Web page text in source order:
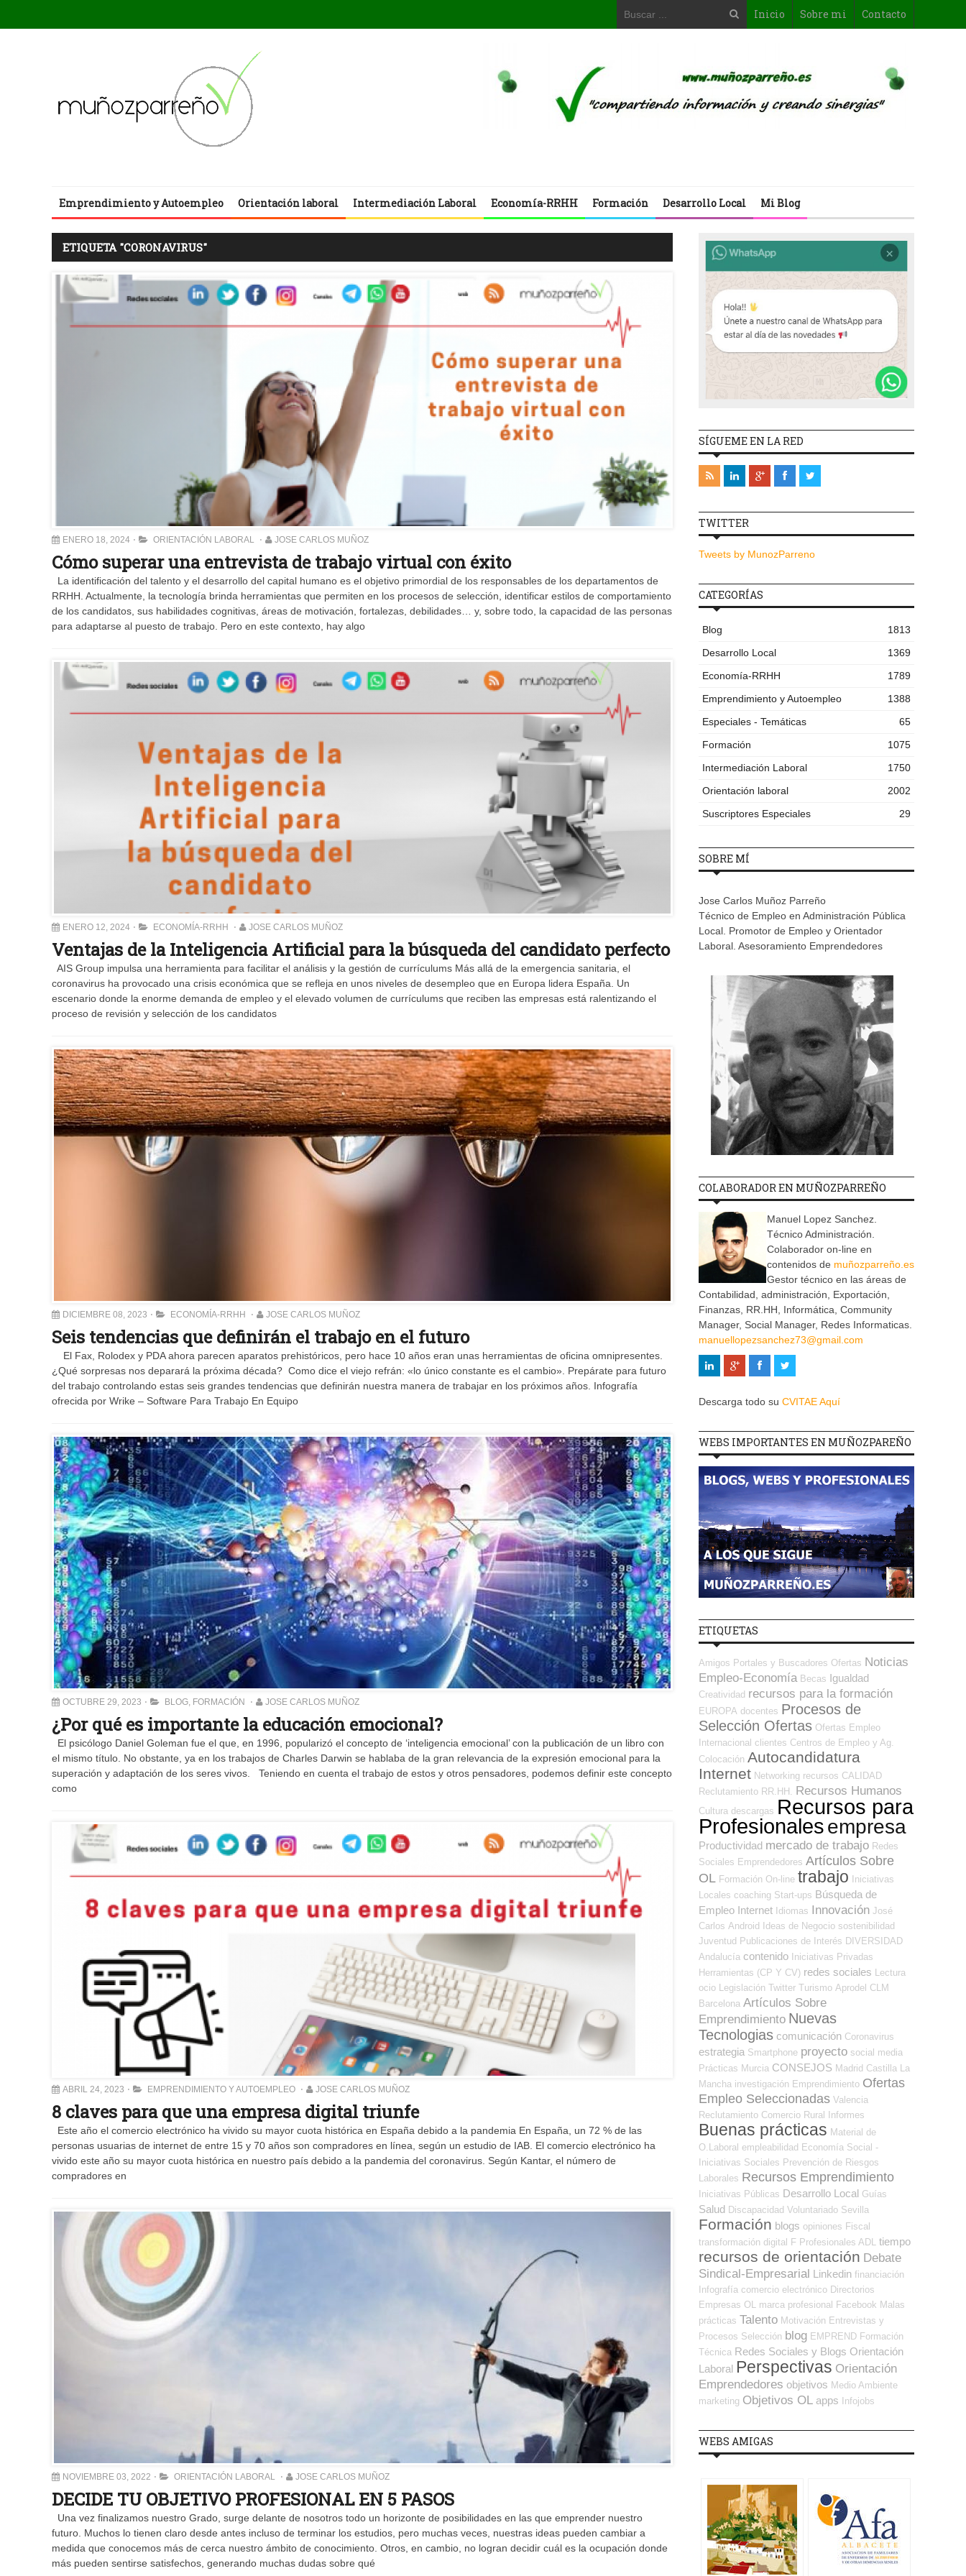
Inicio Sobre mi Contacto
Emprendimiento y Autoempleo Orientación laboral Intermediación Laboral Economía-RRHH Formación Desarrollo Local Mi Blog
ETIQUETA "CORONAVIRUS"
ENERO 18, 2024 ORIENTACIÓN LABORAL JOSE CARLOS MUÑOZ
Cómo superar una entrevista de trabajo virtual con éxito
La identificación del talento y el desarrollo del capital humano es el objetivo primordial de los responsables de los departamentos de
RRHH. Actualmente, la tecnología brinda herramientas que permiten en los procesos de selección, identificar estilos de comportamiento
de los candidatos, sus habilidades cognitivas, áreas de motivación, fortalezas, debilidades… y, sobre todo, la capacidad de las personas
para adaptarse al puesto de trabajo. Pero en este contexto, hay algo
ENERO 12, 2024 ECONOMÍA-RRHH JOSE CARLOS MUÑOZ
Ventajas de la Inteligencia Artificial para la búsqueda del candidato perfecto
AIS Group impulsa una herramienta para facilitar el análisis y la gestión de currículums Más allá de la emergencia sanitaria, el
coronavirus ha provocado una crisis económica que se refleja en unos niveles de desempleo que en Europa lidera España. Un
escenario donde la enorme demanda de empleo y el elevado volumen de currículums que reciben las empresas está ralentizando el
proceso de revisión y selección de los candidatos
DICIEMBRE 08, 2023 ECONOMÍA-RRHH JOSE CARLOS MUÑOZ
Seis tendencias que definirán el trabajo en el futuro
El Fax, Rolodex y PDA ahora parecen aparatos prehistóricos, pero hace 10 años eran unas herramientas de oficina omnipresentes.
¿Qué sorpresas nos deparará la próxima década? Como dice el viejo refrán: «lo único constante es el cambio». Prepárate para futuro
del trabajo controlando estas seis grandes tendencias que definirán nuestra manera de trabajar en los próximos años. Infografía
ofrecida por Wrike – Software Para Trabajo En Equipo
OCTUBRE 29, 2023 BLOG, FORMACIÓN JOSE CARLOS MUÑOZ
¿Por qué es importante la educación emocional?
El psicólogo Daniel Goleman fue el que, en 1996, popularizó el concepto de ‘inteligencia emocional’ con la publicación de un libro con
el mismo título. No obstante, ya en los trabajos de Charles Darwin se hablaba de la gran relevancia de la expresión emocional para la
superación y adaptación de los seres vivos. Teniendo en cuenta el trabajo de estos y otros pensadores, podemos definir este concepto
como
ABRIL 24, 2023 EMPRENDIMIENTO Y AUTOEMPLEO JOSE CARLOS MUÑOZ
8 claves para que una empresa digital triunfe
Este año el comercio electrónico ha vivido su mayor cuota histórica en España debido a la pandemia En España, un 72 % de las
personas usuarias de internet de entre 15 y 70 años son compradores en línea, según un estudio de IAB. El comercio electrónico ha
vivido este año su mayor cuota histórica en nuestro país debido a la pandemia del coronavirus. Según Kantar, el número de
compradores en
NOVIEMBRE 03, 2022 ORIENTACIÓN LABORAL JOSE CARLOS MUÑOZ
DECIDE TU OBJETIVO PROFESIONAL EN 5 PASOS
Una vez finalizamos nuestro Grado, surge delante de nosotros todo un horizonte de posibilidades en las que emprender nuestro
futuro. Muchos lo tienen claro desde antes incluso de terminar los estudios, pero muchas veces, nuestras ideas pueden cambiar a
medida que conocemos más de cerca nuestro ámbito de conocimiento. Otros, en cambio, no logran decidir cuál es la ocupación donde
más pueden sentirse satisfechos, generando muchas dudas sobre qué
SÍGUEME EN LA RED
TWITTER
Tweets by MunozParreno
CATEGORÍAS
Blog
1813
Desarrollo Local
1369
Economía-RRHH
1789
Emprendimiento y Autoempleo
1388
Especiales - Temáticas
65
Formación
1075
Intermediación Laboral
1750
Orientación laboral
2002
Suscriptores Especiales
29
SOBRE MÍ
Jose Carlos Muñoz Parreño
Técnico de Empleo en Administración Pública
Local. Promotor de Empleo y Orientador
Laboral. Asesoramiento Emprendedores
COLABORADOR EN MUÑOZPARREÑO
Manuel Lopez Sanchez.
Técnico Administración.
Colaborador on-line en
contenidos de muñozparreño.es
Gestor técnico en las áreas de
Contabilidad, administración, Exportación,
Finanzas, RR.HH, Informática, Community
Manager, Social Manager, Redes Informaticas.
manuellopezsanchez73@gmail.com
Descarga todo su CVITAE Aquí
WEBS IMPORTANTES EN MUÑOZPAREÑO
ETIQUETAS
Amigos Portales y Buscadores Ofertas Noticias
Empleo-Economía Becas Igualdad
Creatividad recursos para la formación
EUROPA docentes Procesos de
Selección Ofertas Ofertas Empleo
Internacional clientes Centros de Empleo y Ag.
Colocación Autocandidatura
Internet Networking recursos CALIDAD
Reclutamiento RR.HH.
Recursos Humanos
Cultura descargas Recursos para
Profesionalesempresa
Productividad mercado de trabajo Redes
Sociales Emprendedores Artículos Sobre
OL Formación On-line trabajo
Iniciativas
Locales coaching Start-ups Búsqueda de
Empleo Internet Idiomas Innovación José
Carlos Android Ideas de Negocio sostenibilidad
Juventud Publicaciones de Interés DIVERSIDAD
Andalucía contenido Iniciativas Privadas
Herramientas (CP Y CV) redes sociales
Lectura
ocio
Legislación Twitter Turismo Aprodel CLM
Barcelona Artículos Sobre
Emprendimiento Nuevas
Tecnologias comunicación Coronavirus
estrategia Smartphone proyecto social media
Prácticas Murcia CONSEJOS Madrid Castilla La
Mancha investigación Emprendimiento Ofertas
Empleo Seleccionadas Valencia
Reclutamiento Comercio Rural Informes
Buenas prácticas Material de
O.Laboral empleabilidad Economía Social -
Iniciativas Sociales Prevención de Riesgos
Laborales Recursos Emprendimiento
Iniciativas Públicas Desarrollo Local Guías
Salud Discapacidad Voluntariado Sevilla
Formación blogs opiniones Fiscal
transformación digital
F Profesionales ADL tiempo
recursos de orientación Debate
Sindical-Empresarial Linkedin financiación
Infografía comercio electrónico Directorios
Empresas OL
marca profesional Facebook Malas
prácticas Talento Motivación Entrevistas y
Procesos Selección blog EMPREND Formación
Técnica Redes Sociales y Blogs Orientación
Laboral Perspectivas Orientación
Emprendedores objetivos Medio Ambiente
marketing Objetivos OL apps Infojobs
WEBS AMIGAS